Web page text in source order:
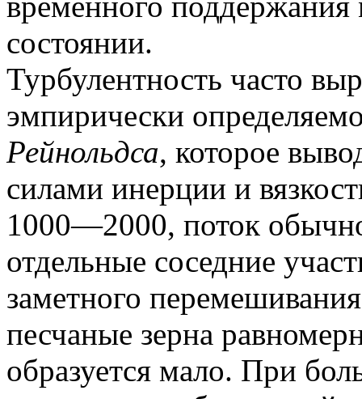
состоянии.
Турбулентность часто
эмпирически
Рейнольдса, которое
силами инерции и
1000—2000, поток
отдельные соседние
заметного
песчаные зерна
образуется мало. При